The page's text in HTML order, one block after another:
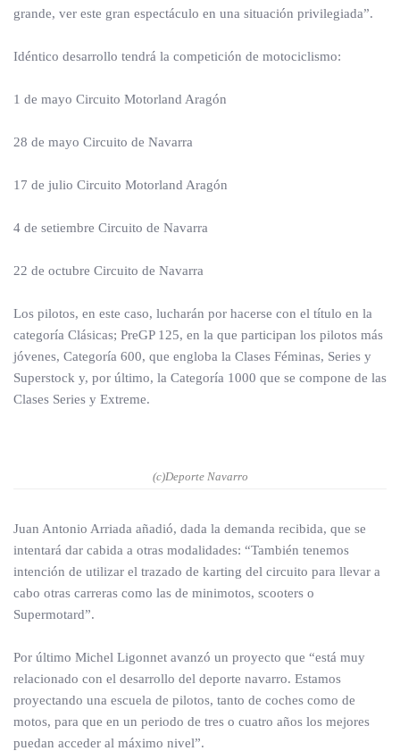
grande, ver este gran espectáculo en una situación privilegiada”.
Idéntico desarrollo tendrá la competición de motociclismo:
1 de mayo Circuito Motorland Aragón
28 de mayo Circuito de Navarra
17 de julio Circuito Motorland Aragón
4 de setiembre Circuito de Navarra
22 de octubre Circuito de Navarra
Los pilotos, en este caso, lucharán por hacerse con el título en la
categoría Clásicas; PreGP 125, en la que participan los pilotos más
jóvenes, Categoría 600, que engloba la Clases Féminas, Series y
Superstock y, por último, la Categoría 1000 que se compone de las
Clases Series y Extreme.
(c)Deporte Navarro
Juan Antonio Arriada añadió, dada la demanda recibida, que se
intentará dar cabida a otras modalidades: “También tenemos
intención de utilizar el trazado de karting del circuito para llevar a
cabo otras carreras como las de minimotos, scooters o
Supermotard”.
Por último Michel Ligonnet avanzó un proyecto que “está muy
relacionado con el desarrollo del deporte navarro. Estamos
proyectando una escuela de pilotos, tanto de coches como de
motos, para que en un periodo de tres o cuatro años los mejores
puedan acceder al máximo nivel”.